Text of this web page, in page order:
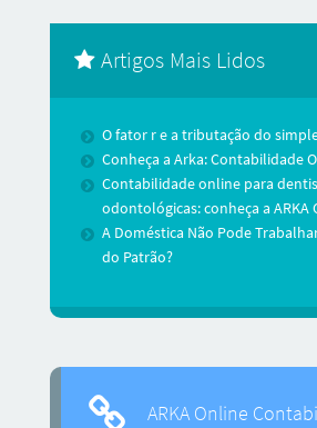
Artigos Mais Lidos
O fator r e a tributação do
Conheça a Arka: Contabilidade
Contabilidade online para
odontológicas: conheça a ARKA
A Doméstica Não Pode
do Patrão?
ARKA Online